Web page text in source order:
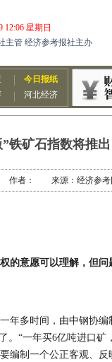
铁矿石指数将推出
作者： 来源：经济参考
意愿可以理解，但问
多时间，由中钢协编
。“一年买6亿吨进口矿
编制一个公正客观、